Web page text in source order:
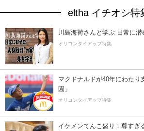
eltha イチオシ特
川島海荷さんと学ぶ 日常に潜
オリコンタイアップ特集
マクドナルドが40年にわたり
園」
オリコンタイアップ特集
イケメンてんこ盛り！尊すぎ